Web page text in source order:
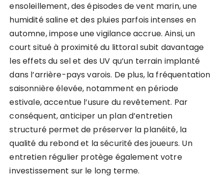
ensoleillement, des épisodes de vent marin, une
humidité saline et des pluies parfois intenses en
automne, impose une vigilance accrue. Ainsi, un
court situé à proximité du littoral subit davantage
les effets du sel et des UV qu’un terrain implanté
dans l’arrière-pays varois. De plus, la fréquentation
saisonnière élevée, notamment en période
estivale, accentue l’usure du revêtement. Par
conséquent, anticiper un plan d’entretien
structuré permet de préserver la planéité, la
qualité du rebond et la sécurité des joueurs. Un
entretien régulier protège également votre
investissement sur le long terme.